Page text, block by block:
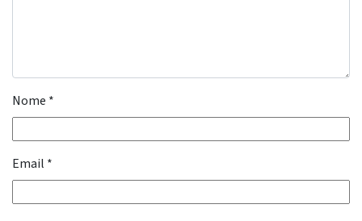
Nome *
Email *